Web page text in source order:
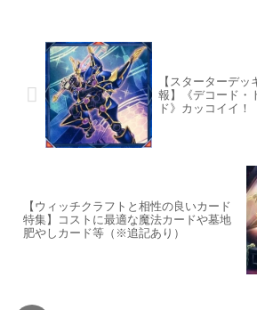
【スターターデ
報】《デコード・
ド》カッコイイ！
【ウィッチクラフトと相性の良いカード
特集】コストに最適な魔法カードや墓地
肥やしカード等（※追記あり）